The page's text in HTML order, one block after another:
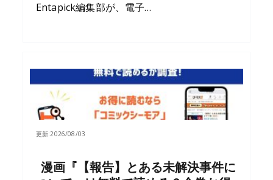
Entapick編集部が、電子…
漫画『【報告】とある未解決事件に
更新:2026/08/03